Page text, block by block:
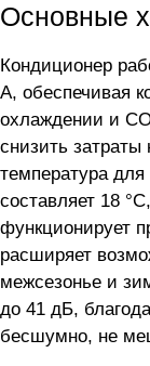
Основные
Кондиционер
A, обеспечивая
охлаждении и
снизить
температура
составляет 18
функционирует
расширяет
межсезонье и
до 41 дБ,
бесшумно, не